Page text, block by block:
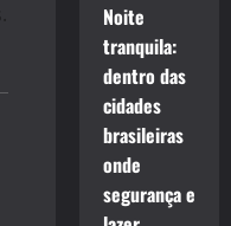
Noite
tranquila:
dentro das
cidades
brasileiras
onde
segurança e